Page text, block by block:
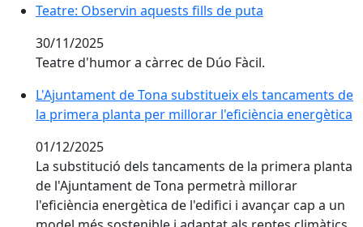
Teatre: Observin aquests fills de puta
Teatre: Observin aquests fills de puta
30/11/2025
Teatre d'humor a càrrec de Dúo Fàcil.
L'Ajuntament de Tona substitueix els tancaments
L'Ajuntament de Tona substitueix els tancaments de
la primera planta per millorar l'eficiència energètica
01/12/2025
La substitució dels tancaments de la primera planta
de l'Ajuntament de Tona permetrà millorar
l'eficiència energètica de l'edifici i avançar cap a un